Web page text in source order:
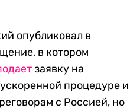
опубликовал в
в котором
заявку на
процедуре и
с Россией, но